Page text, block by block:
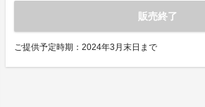
販売終了
ご提供予定時期：2024年3月末日まで